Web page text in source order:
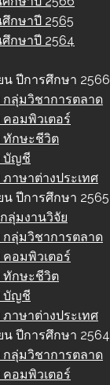
กษาปี 2565
กษาปี 2564
ปีการศึกษา 2566
ลุ่มวิชาการตลาด
อมพิวเตอร์
ทักษะชีวิต
บัญชี
าษาต่างประเทศ
ปีการศึกษา 2565
ลุ่มงานวิจัย
ลุ่มวิชาการตลาด
อมพิวเตอร์
ทักษะชีวิต
บัญชี
าษาต่างประเทศ
ปีการศึกษา 2564
ลุ่มวิชาการตลาด
อมพิวเตอร์